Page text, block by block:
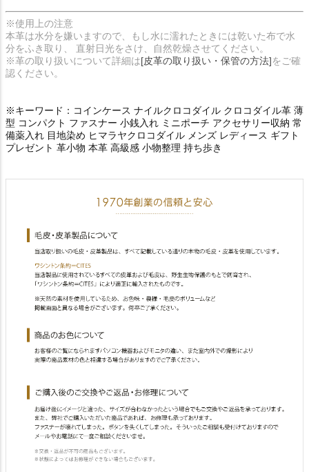
※使用上の注意
本革は水分を嫌いますので、もし水に濡れたときには乾いた布で水
分をふき取り、 直射日光をさけ、自然乾燥させてください。
※革の取り扱いについて詳細は[皮革の取り扱い・保管の方法]をご確
認ください。
※キーワード：コインケース ナイルクロコダイル クロコダイル革 薄
型 コンパクト ファスナー 小銭入れ ミニポーチ アクセサリー収納 常
備薬入れ 目地染め ヒマラヤクロコダイル メンズ レディース ギフト
プレゼント 革小物 本革 高級感 小物整理 持ち歩き